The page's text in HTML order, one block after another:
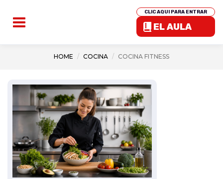
CLIC AQUI PARA ENTRAR
EL AULA
HOME COCINA COCINA FITNESS